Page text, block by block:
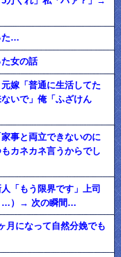
た…
女の話
嫁「普通に生活してた
いで」俺「ふざけん
事と両立できないのに
カネカネ言うからでし
「もう限界です」上司
…）→ 次の瞬間…
月になって自然分娩でも